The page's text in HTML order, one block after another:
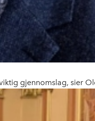
gjennomslag, sier